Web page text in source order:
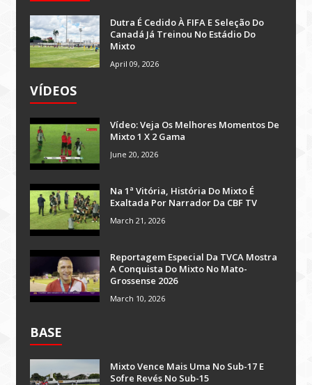
Dutra É Cedido À FIFA E Seleção Do
Canadá Já Treinou No Estádio Do
Mixto
April 09, 2026
VÍDEOS
Vídeo: Veja Os Melhores Momentos De
Mixto 1 X 2 Gama
June 20, 2026
Na 1ª Vitória, História Do Mixto É
Exaltada Por Narrador Da CBF TV
March 21, 2026
Reportagem Especial Da TVCA Mostra
A Conquista Do Mixto No Mato-
Grossense 2026
March 10, 2026
BASE
Mixto Vence Mais Uma No Sub-17 E
Sofre Revés No Sub-15